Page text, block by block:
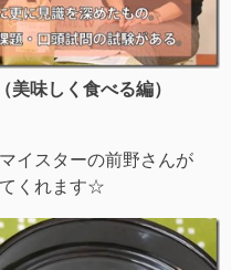
味しく食べる編）
イスターの前野さんが
くれます☆